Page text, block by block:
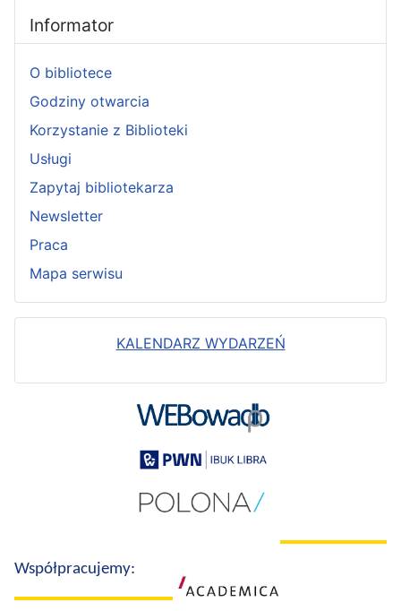
Informator
O bibliotece
Godziny otwarcia
Korzystanie z Biblioteki
Usługi
Zapytaj bibliotekarza
Newsletter
Praca
Mapa serwisu
KALENDARZ WYDARZEŃ
Współpracujemy: